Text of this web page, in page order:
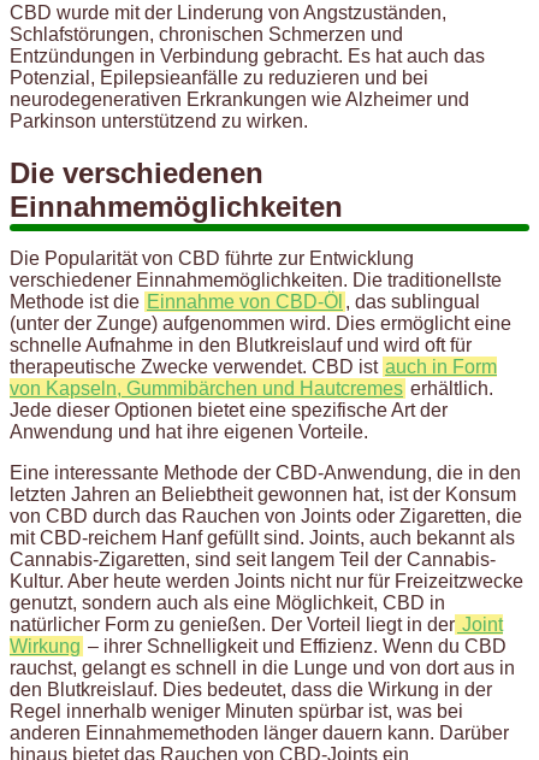
CBD wurde mit der Linderung von Angstzuständen,
Schlafstörungen, chronischen Schmerzen und
Entzündungen in Verbindung gebracht. Es hat auch das
Potenzial, Epilepsieanfälle zu reduzieren und bei
neurodegenerativen Erkrankungen wie Alzheimer und
Parkinson unterstützend zu wirken.
Die verschiedenen
Einnahmemöglichkeiten
Die Popularität von CBD führte zur Entwicklung
verschiedener Einnahmemöglichkeiten. Die traditionellste
Methode ist die Einnahme von CBD-Öl , das sublingual
(unter der Zunge) aufgenommen wird. Dies ermöglicht eine
schnelle Aufnahme in den Blutkreislauf und wird oft für
therapeutische Zwecke verwendet. CBD ist auch in Form
von Kapseln, Gummibärchen und Hautcremes erhältlich.
Jede dieser Optionen bietet eine spezifische Art der
Anwendung und hat ihre eigenen Vorteile.
Eine interessante Methode der CBD-Anwendung, die in den
letzten Jahren an Beliebtheit gewonnen hat, ist der Konsum
von CBD durch das Rauchen von Joints oder Zigaretten, die
mit CBD-reichem Hanf gefüllt sind. Joints, auch bekannt als
Cannabis-Zigaretten, sind seit langem Teil der Cannabis-
Kultur. Aber heute werden Joints nicht nur für Freizeitzwecke
genutzt, sondern auch als eine Möglichkeit, CBD in
natürlicher Form zu genießen. Der Vorteil liegt in der Joint
Wirkung – ihrer Schnelligkeit und Effizienz. Wenn du CBD
rauchst, gelangt es schnell in die Lunge und von dort aus in
den Blutkreislauf. Dies bedeutet, dass die Wirkung in der
Regel innerhalb weniger Minuten spürbar ist, was bei
anderen Einnahmemethoden länger dauern kann. Darüber
hinaus bietet das Rauchen von CBD-Joints ein